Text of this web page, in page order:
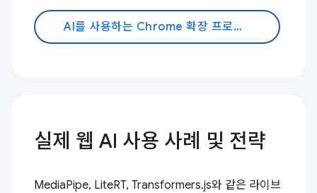
AI를 사용하는 Chrome 확장 프로그램
실제 웹 AI 사용 사례 및 전략
MediaPipe, LiteRT, Transformers.js와 같은 라이브